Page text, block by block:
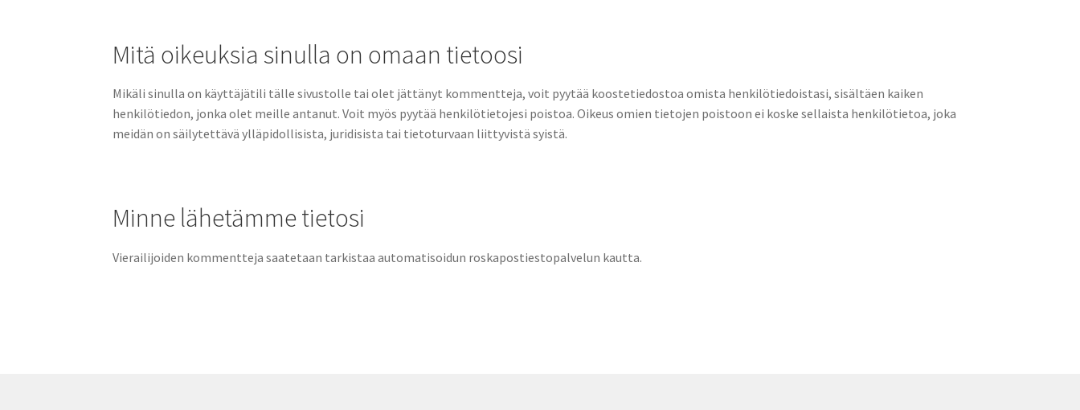
Mitä oikeuksia sinulla on omaan tietoosi
Mikäli sinulla on käyttäjätili tälle sivustolle tai olet jättänyt kommentteja, voit pyytää koostetiedostoa omista henkilötiedoistasi, sisältäen kaiken
henkilötiedon, jonka olet meille antanut. Voit myös pyytää henkilötietojesi poistoa. Oikeus omien tietojen poistoon ei koske sellaista henkilötietoa, joka
meidän on säilytettävä ylläpidollisista, juridisista tai tietoturvaan liittyvistä syistä.
Minne lähetämme tietosi
Vierailijoiden kommentteja saatetaan tarkistaa automatisoidun roskapostiestopalvelun kautta.